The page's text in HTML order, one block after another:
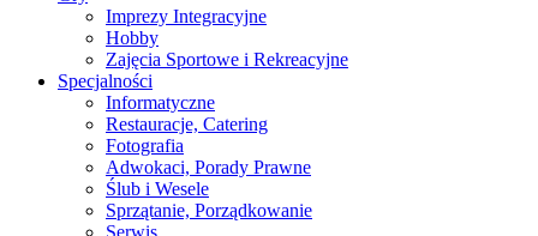
Imprezy Integracyjne
Hobby
Zajęcia Sportowe i Rekreacyjne
Specjalności
Informatyczne
Restauracje, Catering
Fotografia
Adwokaci, Porady Prawne
Ślub i Wesele
Sprzątanie, Porządkowanie
Serwis